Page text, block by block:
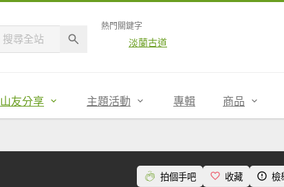
熱門關鍵字
淡蘭古道
山友分享 主題活動 專輯 商品
拍個手吧 收藏 檢